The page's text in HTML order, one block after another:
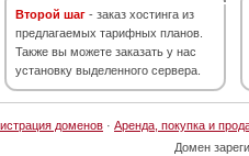
Второй шаг - заказ хостинга из
предлагаемых тарифных планов.
Также вы можете заказать у нас
установку выделенного сервера.
доменов · Аренда, покупка и
Домен